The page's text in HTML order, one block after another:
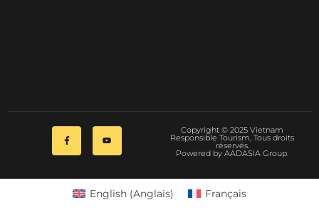
Copyright © 2025 Vietnam
Responsible Tourism, Tous droits
réservés.
Powered by AADASIA Group.
English (Anglais) Français